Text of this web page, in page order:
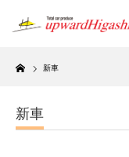
Home
新車
新車